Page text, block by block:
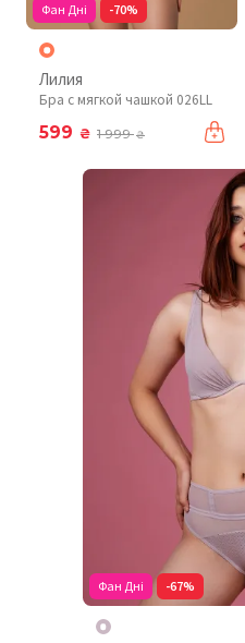
Фан Дні -70%
Лилия
Бра с мягкой чашкой 026LL
599 ₴ 1 999₴
Фан Дні -67%